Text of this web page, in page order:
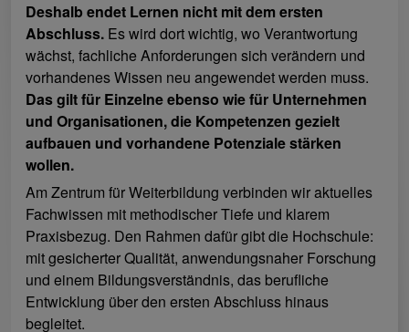
Deshalb endet Lernen nicht mit dem ersten
Abschluss. Es wird dort wichtig, wo Verantwortung
wächst, fachliche Anforderungen sich verändern und
vorhandenes Wissen neu angewendet werden muss.
Das gilt für Einzelne ebenso wie für Unternehmen
und Organisationen, die Kompetenzen gezielt
aufbauen und vorhandene Potenziale stärken
wollen.
Am Zentrum für Weiterbildung verbinden wir aktuelles
Fachwissen mit methodischer Tiefe und klarem
Praxisbezug. Den Rahmen dafür gibt die Hochschule:
mit gesicherter Qualität, anwendungsnaher Forschung
und einem Bildungsverständnis, das berufliche
Entwicklung über den ersten Abschluss hinaus
begleitet.